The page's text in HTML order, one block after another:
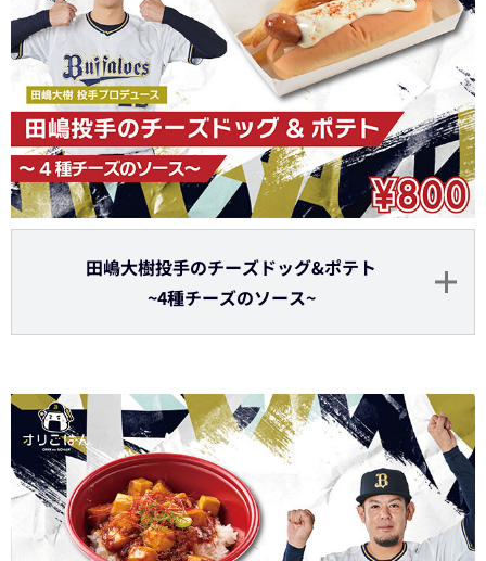
田嶋大樹投手のチーズドッグ&ポテト
~4種チーズのソース~